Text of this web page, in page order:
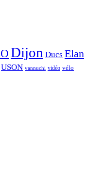
Dijon Ducs Elan
USON vannuchi vidéo vélo